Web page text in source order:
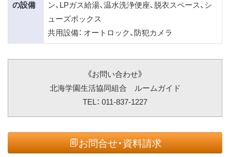
の設備
ン、LPガス給湯、温水洗浄便座、脱衣スペース、シ
ューズボックス
共用設備： オートロック、防犯カメラ
《お問い合わせ》
北海学園生活協同組合 ルームガイド
TEL： 011-837-1227
お問合せ・資料請求